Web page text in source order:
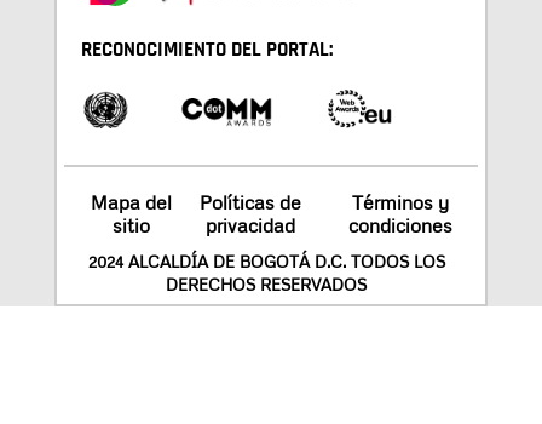
RECONOCIMIENTO DEL PORTAL:
Mapa del
sitio
Políticas de
privacidad
Términos y
condiciones
2024 ALCALDÍA DE BOGOTÁ D.C. TODOS LOS
DERECHOS RESERVADOS